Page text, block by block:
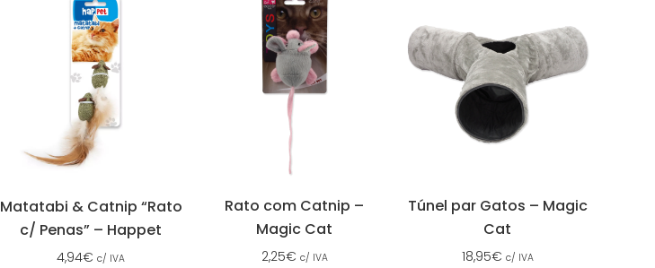
Matatabi & Catnip “Rato
c/ Penas” – Happet
4,94€ c/ IVA
Rato com Catnip –
Magic Cat
2,25€ c/ IVA
Túnel par Gatos – Magic
Cat
18,95€ c/ IVA